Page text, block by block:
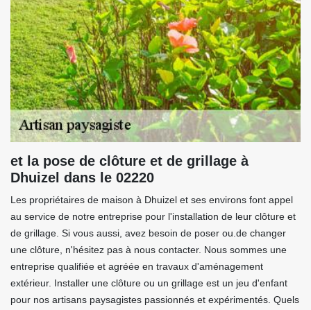
et la pose de clôture et de grillage à
Dhuizel dans le 02220
Les propriétaires de maison à Dhuizel et ses environs font appel
au service de notre entreprise pour l'installation de leur clôture et
de grillage. Si vous aussi, avez besoin de poser ou.de changer
une clôture, n'hésitez pas à nous contacter. Nous sommes une
entreprise qualifiée et agréée en travaux d'aménagement
extérieur. Installer une clôture ou un grillage est un jeu d'enfant
pour nos artisans paysagistes passionnés et expérimentés. Quels